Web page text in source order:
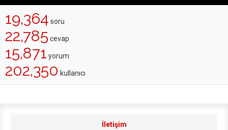
19,364 soru
22,785 cevap
15,871 yorum
202,350 kullanıcı
İletişim